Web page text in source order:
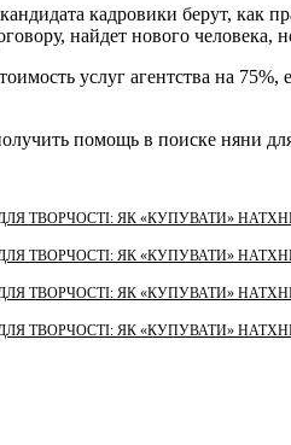
кадровики берут, как
найдет нового
услуг агентства на 75%,
помощь в поиске няни
ТВОРЧОСТІ: ЯК «КУПУВАТИ»
ТВОРЧОСТІ: ЯК «КУПУВАТИ»
ТВОРЧОСТІ: ЯК «КУПУВАТИ»
ТВОРЧОСТІ: ЯК «КУПУВАТИ»